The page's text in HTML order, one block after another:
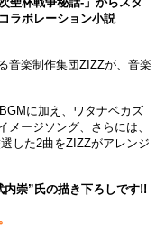
ラボレーション小説
音楽制作集団ZIZZが、音楽
に加え、ワタナベカズ
メージソング、さらには、
した2曲をZIZZがアレンジ
崇”氏の描き下ろしです!!